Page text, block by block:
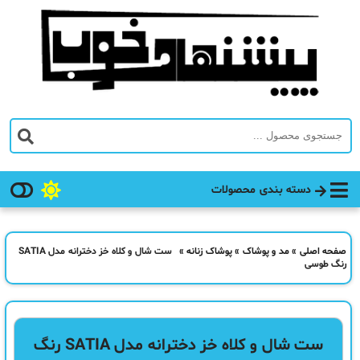
دسته بندی محصولات
صفحه اصلی »مد و پوشاک »پوشاک زنانه »
ست شال و كلاه خز دخترانه مدل SATIA
رنگ طوسی
ست شال و كلاه خز دخترانه مدل SATIA رنگ